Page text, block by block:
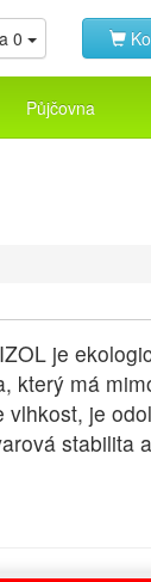
0
Půjčovna
je
který má
je
stabilita